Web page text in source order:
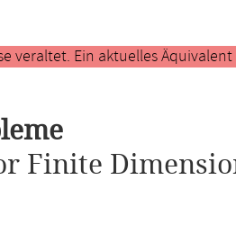
veraltet. Ein aktuelles
Finite